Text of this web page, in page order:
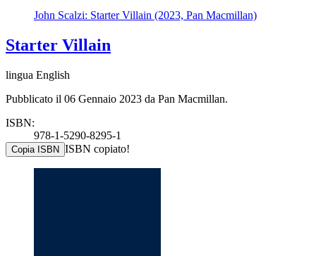
John Scalzi: Starter Villain (2023, Pan Macmillan)
Starter Villain
lingua English
Pubblicato il 06 Gennaio 2023 da Pan Macmillan.
ISBN:
978-1-5290-8295-1
Copia ISBN ISBN copiato!